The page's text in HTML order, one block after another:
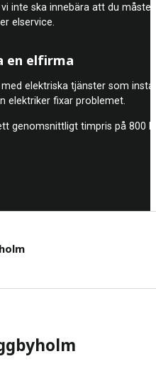
inte ska innebära att du
elservice.
en elfirma
elektriska tjänster som
elektriker fixar problemet.
genomsnittligt timpris på 800